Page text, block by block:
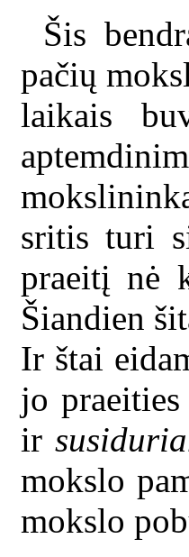
Šis
pačių
laikais
sritis turi
praeitį nė
Šiandien
Ir štai
jo
ir
mokslo
mokslo